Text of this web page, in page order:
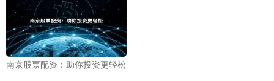
南京股票配资：助你投资更轻松